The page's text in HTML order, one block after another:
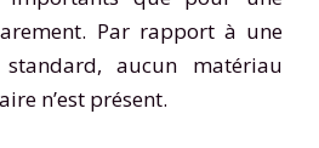
Par rapport à une
aucun matériau
n’est présent.